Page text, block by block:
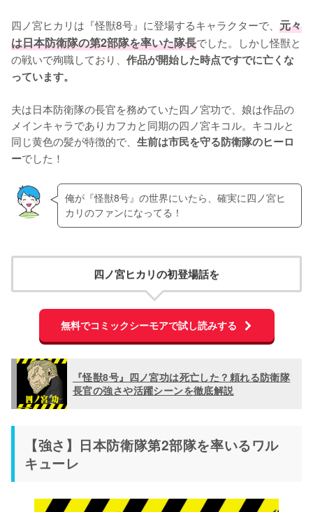
四ノ宮ヒカリは『怪獣8号』に登場するキャラクターで、 元々
は日本防衛隊の第2部隊を率いた隊長でした。しかし怪獣と
の戦いで殉職しており、 作品が開始した時点ですでに亡くな
っています。
夫は日本防衛隊の長官を務めていた四ノ宮功で、娘は作品の
メインキャラでありカフカと同期の四ノ宮キコル。キコルと
同じ黄色の髪が特徴的で、 生前は市民を守る防衛隊のヒーロ
ーでした！
俺が『怪獣8号』の世界にいたら、確実に四ノ宮ヒ
カリのファンになってる！
四ノ宮ヒカリの初登場話を
無料でコミックシーモアで試し読みする
『怪獣8号』四ノ宮功は死亡した？頼れる防衛隊
長官の強さや活躍シーンを徹底解説
【強さ】日本防衛隊第2部隊を率いるワル
キューレ